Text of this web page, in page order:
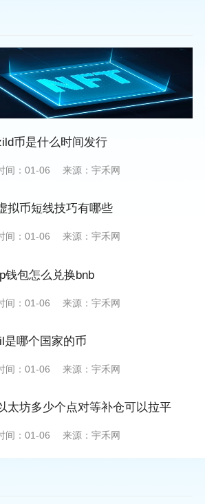
币是什么时间发行
间：01-06 来源：宇禾网
拟币短线技巧有哪些
间：01-06 来源：宇禾网
钱包怎么兑换bnb
间：01-06 来源：宇禾网
是哪个国家的币
间：01-06 来源：宇禾网
太坊多少个点对等补仓可以拉平
间：01-06 来源：宇禾网